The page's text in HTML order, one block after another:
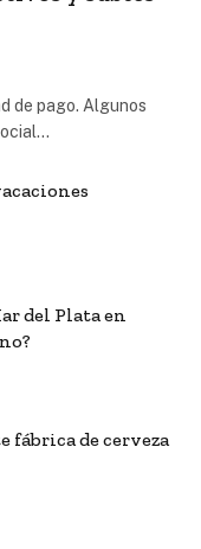
de pago. Algunos
del Plata en
fábrica de cerveza